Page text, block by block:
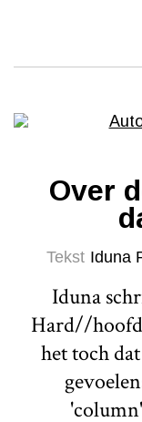
Over
Tekst Iduna
Iduna
Hard//
het toch